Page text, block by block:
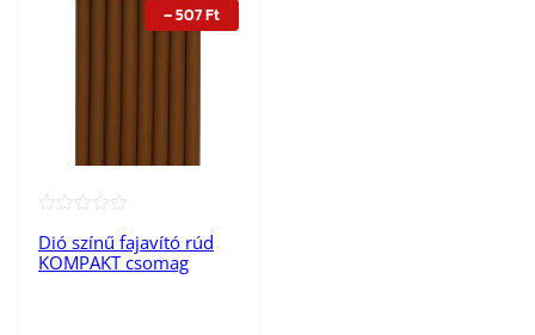
–507Ft
Dió színű fajavító rúd
KOMPAKT csomag